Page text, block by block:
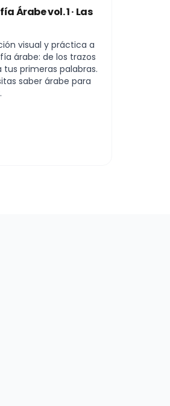
Árabe vol. 1 · Las
visual y práctica a
árabe: de los trazos
tus primeras palabras.
saber árabe para